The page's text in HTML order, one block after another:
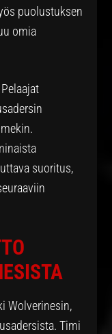
puolustuksen
omia
suoritus,
Wolverinesin,
Timi